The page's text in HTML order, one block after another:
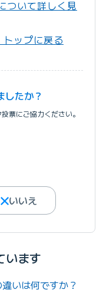
ついて詳しく見
ップに戻る
したか？
票にご協力ください。
いいえ
います
いは何ですか？